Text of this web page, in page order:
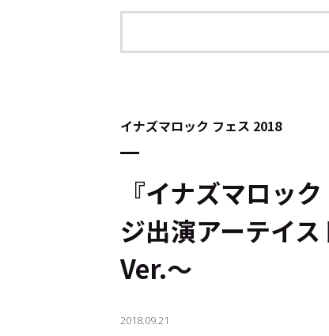
イナズマロック フェス 2018
『イナズマロッ
ジ出演アーテイ
Ver.～
2018.09.21